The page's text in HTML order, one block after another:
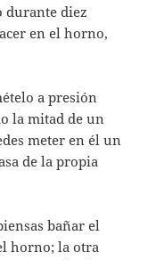
durante diez
en el horno,
a presión
la mitad de un
meter en él un
de la propia
bañar el
horno; la otra